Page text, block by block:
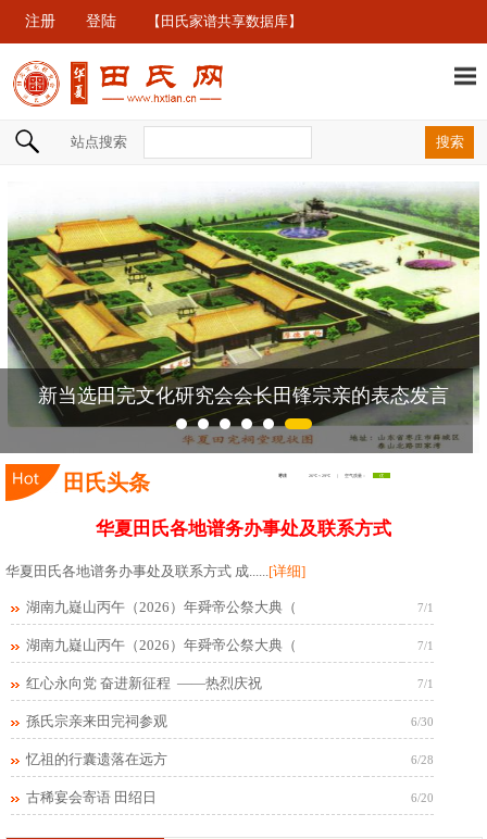
注册 登陆 【田氏家谱共享数据库】
站点搜索
新当选田完文化研究会会长田锋宗亲的表态发言
田氏头条
华夏田氏各地谱务办事处及联系方式
华夏田氏各地谱务办事处及联系方式 成......[详细]
湖南九嶷山丙午（2026）年舜帝公祭大典（ 7/1
湖南九嶷山丙午（2026）年舜帝公祭大典（ 7/1
红心永向党 奋进新征程 ——热烈庆祝 7/1
孫氏宗亲来田完祠参观 6/30
忆祖的行囊遗落在远方 6/28
古稀宴会寄语 田绍日 6/20